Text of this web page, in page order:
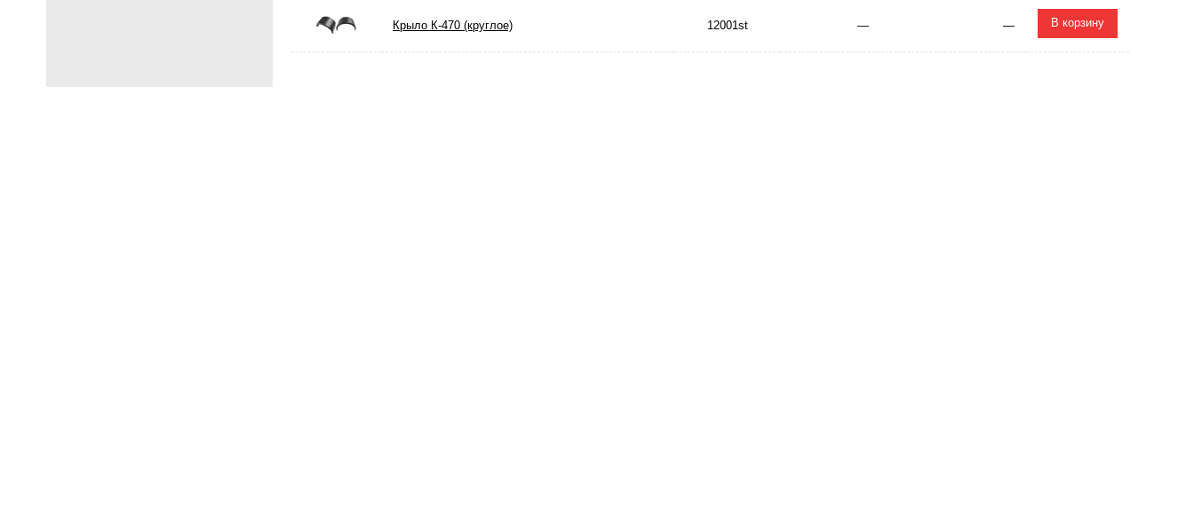
Крыло К-470 (круглое) 12001st — — В корзину